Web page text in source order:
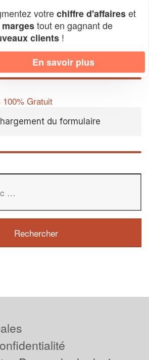
| Map data ©OpenStreetMap contributors,CC-BY-SA
100% Gratuit
du formulaire
votrechiffre d'affaireset
margestout en gagnant de
clients !
En savoir plus